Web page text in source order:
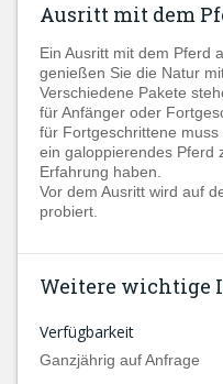
Ausritt mit dem
Ein Ausritt mit dem Pferd
genießen Sie die Natur
Verschiedene Pakete
für Anfänger oder
für Fortgeschrittene
ein galoppierendes Pferd
Erfahrung haben.
Vor dem Ausritt wird auf
probiert.
Weitere wichtige
Verfügbarkeit
Ganzjährig auf Anfrage